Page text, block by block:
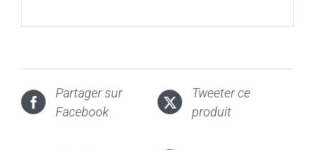
Partager sur
Facebook
Tweeter ce
produit